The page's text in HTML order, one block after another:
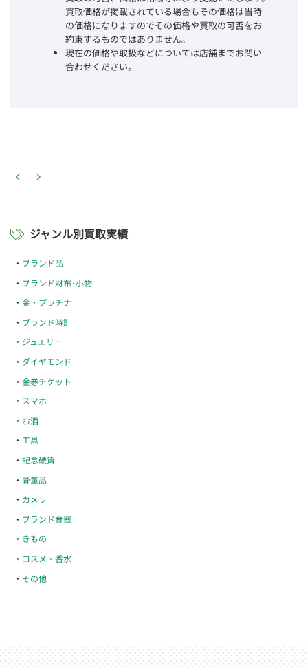
買取価格が掲載されている場合もその価格は当時
の価格になりますのでその価格や買取の可否をお
約束するものではありません。
現在の価格や取扱などについては店舗までお問い
合わせください。
ジャンル別買取実績
ブランド品
ブランド財布･小物
金・プラチナ
ブランド時計
ジュエリー
ダイヤモンド
金券チケット
スマホ
お酒
工具
記念硬貨
骨董品
カメラ
ブランド食器
きもの
コスメ・香水
その他